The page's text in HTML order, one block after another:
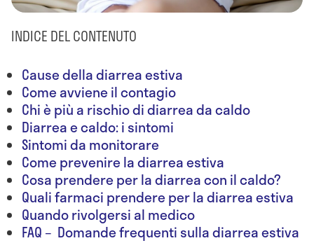
INDICE DEL CONTENUTO
Cause della diarrea estiva
Come avviene il contagio
Chi è più a rischio di diarrea da caldo
Diarrea e caldo: i sintomi
Sintomi da monitorare
Come prevenire la diarrea estiva
Cosa prendere per la diarrea con il caldo?
Quali farmaci prendere per la diarrea estiva
Quando rivolgersi al medico
FAQ – Domande frequenti sulla diarrea estiva